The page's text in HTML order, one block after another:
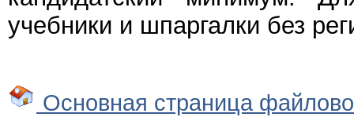
учебники и шпаргалки без
Основная страница